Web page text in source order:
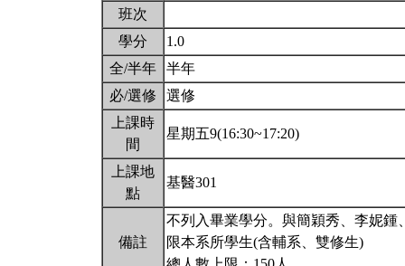
班次
學分
1.0
全/半年
半年
必/選修
選修
上課時
間
星期五9(16:30~17:20)
上課地
點
基醫301
備註
不列入畢業學分。與簡穎秀、李妮
限本系所學生(含輔系、雙修生)